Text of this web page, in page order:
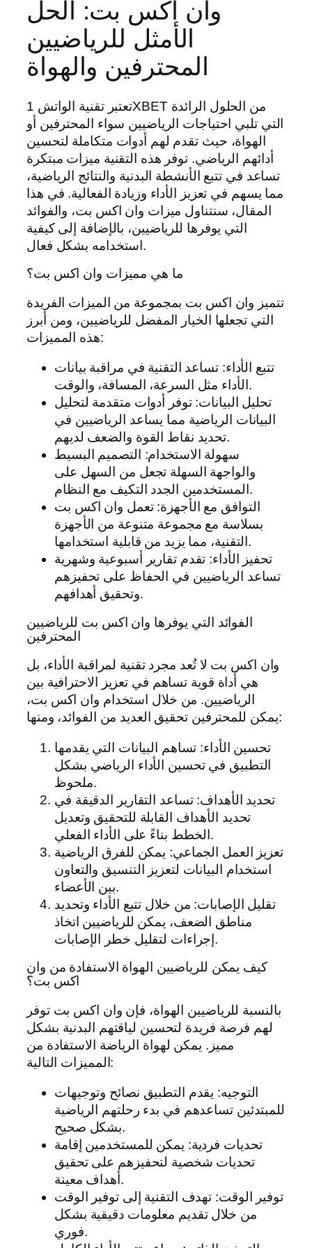
وان اكس بت: الحل
الأمثل للرياضيين
المحترفين والهواة
تعتبر تقنية الواتش 1XBET من الحلول الرائدة
التي تلبي احتياجات الرياضيين سواء المحترفين أو
الهواة، حيث تقدم لهم أدوات متكاملة لتحسين
أدائهم الرياضي. توفر هذه التقنية ميزات مبتكرة
تساعد في تتبع الأنشطة البدنية والنتائج الرياضية،
مما يسهم في تعزيز الأداء وزيادة الفعالية. في هذا
المقال، سنتناول ميزات وان اكس بت، والفوائد
التي يوفرها للرياضيين، بالإضافة إلى كيفية
استخدامه بشكل فعال.
ما هي مميزات وان اكس بت؟
تتميز وان اكس بت بمجموعة من الميزات الفريدة
التي تجعلها الخيار المفضل للرياضيين، ومن أبرز
هذه المميزات:
تتبع الأداء: تساعد التقنية في مراقبة بيانات
الأداء مثل السرعة، المسافة، والوقت.
تحليل البيانات: توفر أدوات متقدمة لتحليل
البيانات الرياضية مما يساعد الرياضيين في
تحديد نقاط القوة والضعف لديهم.
سهولة الاستخدام: التصميم البسيط
والواجهة السهلة تجعل من السهل على
المستخدمين الجدد التكيف مع النظام.
التوافق مع الأجهزة: تعمل وان اكس بت
بسلاسة مع مجموعة متنوعة من الأجهزة
التقنية، مما يزيد من قابلية استخدامها.
تحفيز الأداء: تقدم تقارير أسبوعية وشهرية
تساعد الرياضيين في الحفاظ على تحفيزهم
وتحقيق أهدافهم.
الفوائد التي يوفرها وان اكس بت للرياضيين
المحترفين
وان اكس بت لا تُعد مجرد تقنية لمراقبة الأداء، بل
هي أداة قوية تساهم في تعزيز الاحترافية بين
الرياضيين. من خلال استخدام وان اكس بت،
يمكن للمحترفين تحقيق العديد من الفوائد، ومنها:
تحسين الأداء: تساهم البيانات التي يقدمها
التطبيق في تحسين الأداء الرياضي بشكل
ملحوظ.
تحديد الأهداف: تساعد التقارير الدقيقة في
تحديد الأهداف القابلة للتحقيق وتعديل
الخطط بناءً على الأداء الفعلي.
تعزيز العمل الجماعي: يمكن للفرق الرياضية
استخدام البيانات لتعزيز التنسيق والتعاون
بين الأعضاء.
تقليل الإصابات: من خلال تتبع الأداء وتحديد
مناطق الضعف، يمكن للرياضيين اتخاذ
إجراءات لتقليل خطر الإصابات.
كيف يمكن للرياضيين الهواة الاستفادة من وان
اكس بت؟
بالنسبة للرياضيين الهواة، فإن وان اكس بت توفر
لهم فرصة فريدة لتحسين لياقتهم البدنية بشكل
مميز. يمكن لهواة الرياضة الاستفادة من
المميزات التالية:
التوجيه: يقدم التطبيق نصائح وتوجيهات
للمبتدئين تساعدهم في بدء رحلتهم الرياضية
بشكل صحيح.
تحديات فردية: يمكن للمستخدمين إقامة
تحديات شخصية لتحفيزهم على تحقيق
أهداف معينة.
توفير الوقت: تهدف التقنية إلى توفير الوقت
من خلال تقديم معلومات دقيقية بشكل
فوري.